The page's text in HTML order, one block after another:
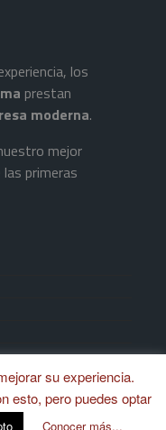
los
prestan
moderna.
mejor
primeras
Política de Cookies
su experiencia.
esto, pero puedes optar
Conocer más...